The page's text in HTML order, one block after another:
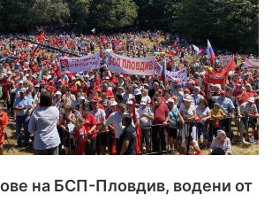
n
X
m
a
i
l
на БСП-Пловдив, водени от